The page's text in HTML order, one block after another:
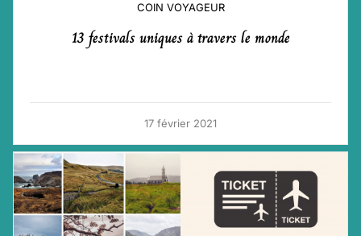
COIN VOYAGEUR
13 festivals uniques à travers le monde
17 février 2021